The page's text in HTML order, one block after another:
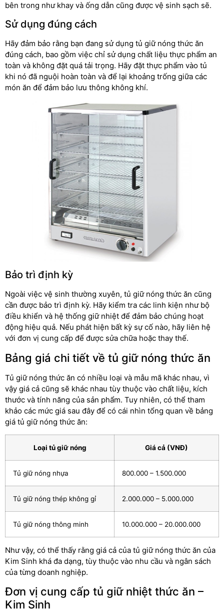
bên trong như khay và ống dẫn cũng được vệ sinh sạch sẽ.
Sử dụng đúng cách
Hãy đảm bảo rằng bạn đang sử dụng tủ giữ nóng thức ăn
đúng cách, bao gồm việc chỉ sử dụng chất liệu thực phẩm an
toàn và không đặt quá tải trọng. Hãy đặt thực phẩm vào tủ
khi nó đã nguội hoàn toàn và để lại khoảng trống giữa các
món ăn để đảm bảo lưu thông không khí.
Bảo trì định kỳ
Ngoài việc vệ sinh thường xuyên, tủ giữ nóng thức ăn cũng
cần được bảo trì định kỳ. Hãy kiểm tra các linh kiện như bộ
điều khiển và hệ thống giữ nhiệt để đảm bảo chúng hoạt
động hiệu quả. Nếu phát hiện bất kỳ sự cố nào, hãy liên hệ
với đơn vị cung cấp để được sửa chữa hoặc thay thế.
Bảng giá chi tiết về tủ giữ nóng thức ăn
Tủ giữ nóng thức ăn có nhiều loại và mẫu mã khác nhau, vì
vậy giá cả cũng sẽ khác nhau tùy thuộc vào chất liệu, kích
thước và tính năng của sản phẩm. Tuy nhiên, có thể tham
khảo các mức giá sau đây để có cái nhìn tổng quan về bảng
giá tủ giữ nóng thức ăn:
Loại tủ giữ nóng Giá cả (VNĐ)
Tủ giữ nóng nhựa 800.000 – 1.500.000
Tủ giữ nóng thép không gỉ 2.000.000 – 5.000.000
Tủ giữ nóng thông minh 10.000.000 – 20.000.000
Như vậy, có thể thấy rằng giá cả của tủ giữ nóng thức ăn của
Kim Sinh khá đa dạng, tùy thuộc vào nhu cầu và ngân sách
của từng doanh nghiệp.
Đơn vị cung cấp tủ giữ nhiệt thức ăn –
Kim Sinh